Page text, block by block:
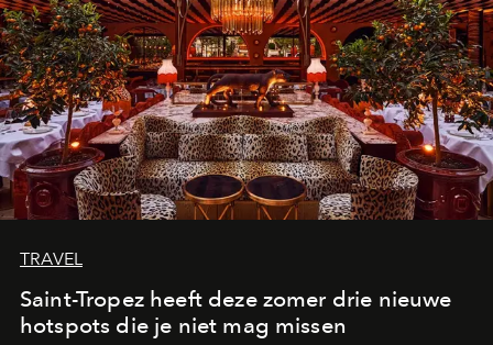
TRAVEL
Saint-Tropez heeft deze zomer drie nieuwe
hotspots die je niet mag missen